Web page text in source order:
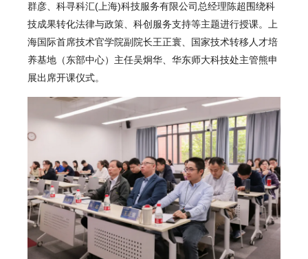
群彦、科寻科汇(上海)科技服务有限公司总经理陈超围绕科
技成果转化法律与政策、科创服务支持等主题进行授课。上
海国际首席技术官学院副院长王正寰、国家技术转移人才培
养基地（东部中心）主任吴炯华、华东师大科技处主管熊申
展出席开课仪式。